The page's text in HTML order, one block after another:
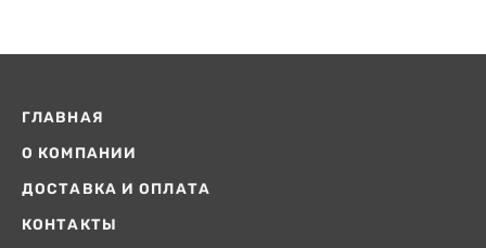
ГЛАВНАЯ
О КОМПАНИИ
ДОСТАВКА И ОПЛАТА
КОНТАКТЫ